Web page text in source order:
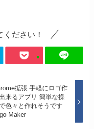
ださい！
拡張 手軽にロゴ作
来るアプリ 簡単な操
色々と作れそうです
Maker